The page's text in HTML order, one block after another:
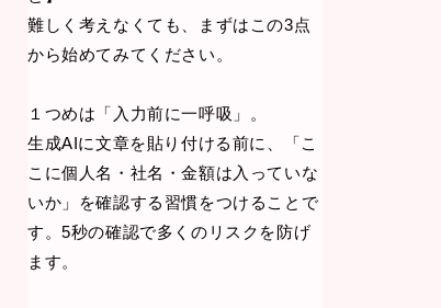
難しく考えなくても、まずはこの3点
から始めてみてください。
１つめは「入力前に一呼吸」。
生成AIに文章を貼り付ける前に、「こ
こに個人名・社名・金額は入っていな
いか」を確認する習慣をつけることで
す。5秒の確認で多くのリスクを防げ
ます。